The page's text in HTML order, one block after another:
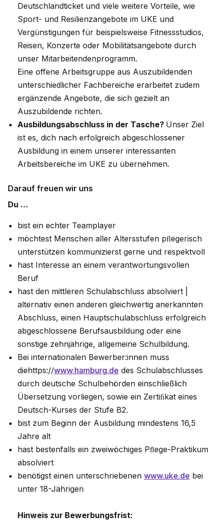
Deutschlandticket und viele weitere Vorteile, wie
Sport- und Resilienzangebote im UKE und
Vergünstigungen für beispielsweise Fitnessstudios,
Reisen, Konzerte oder Mobilitätsangebote durch
unser Mitarbeitendenprogramm.
Eine offene Arbeitsgruppe aus Auszubildenden
unterschiedlicher Fachbereiche erarbeitet zudem
ergänzende Angebote, die sich gezielt an
Auszubildende richten.
Ausbildungsabschluss in der Tasche? Unser Ziel
ist es, dich nach erfolgreich abgeschlossener
Ausbildung in einem unserer interessanten
Arbeitsbereiche im UKE zu übernehmen.
Darauf freuen wir uns
Du …
bist ein echter Teamplayer
möchtest Menschen aller Altersstufen pﬂegerisch
unterstützen kommunizierst gerne und respektvoll
hast Interesse an einem verantwortungsvollen
Beruf
hast den mittleren Schulabschluss absolviert |
alternativ einen anderen gleichwertig anerkannten
Abschluss, einen Hauptschulabschluss erfolgreich
abgeschlossene Berufsausbildung oder eine
sonstige zehnjährige, allgemeine Schulbildung.
Bei internationalen Bewerber:innen muss
diehttps://www.hamburg.de des Schulabschlusses
durch deutsche Schulbehörden einschließlich
Übersetzung vorliegen, sowie ein Zertiﬁkat eines
Deutsch-Kurses der Stufe B2.
bist zum Beginn der Ausbildung mindestens 16,5
Jahre alt
hast bestenfalls ein zweiwöchiges Pﬂege-Praktikum
absolviert
benötigst einen unterschriebenen www.uke.de bei
unter 18-Jährigen
Hinweis zur Bewerbungsfrist: